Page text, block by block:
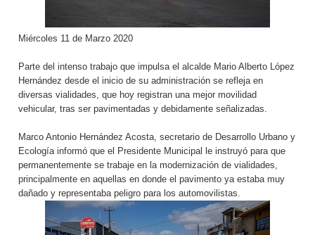
Miércoles 11 de Marzo 2020
Parte del intenso trabajo que impulsa el alcalde Mario Alberto López
Hernández desde el inicio de su administración se refleja en
diversas vialidades, que hoy registran una mejor movilidad
vehicular, tras ser pavimentadas y debidamente señalizadas.
Marco Antonio Hernández Acosta, secretario de Desarrollo Urbano y
Ecología informó que el Presidente Municipal le instruyó para que
permanentemente se trabaje en la modernización de vialidades,
principalmente en aquellas en donde el pavimento ya estaba muy
dañado y representaba peligro para los automovilistas.